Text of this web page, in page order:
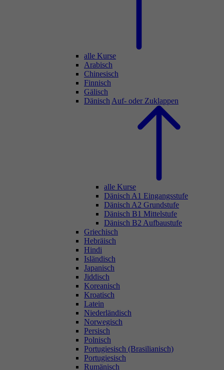
alle Kurse
Arabisch
Chinesisch
Finnisch
Gälisch
Dänisch Auf- oder Zuklappen
alle Kurse
Dänisch A1 Eingangsstufe
Dänisch A2 Grundstufe
Dänisch B1 Mittelstufe
Dänisch B2 Aufbaustufe
Griechisch
Hebräisch
Hindi
Isländisch
Japanisch
Jiddisch
Koreanisch
Kroatisch
Latein
Niederländisch
Norwegisch
Persisch
Polnisch
Portugiesisch (Brasilianisch)
Portugiesisch
Rumänisch